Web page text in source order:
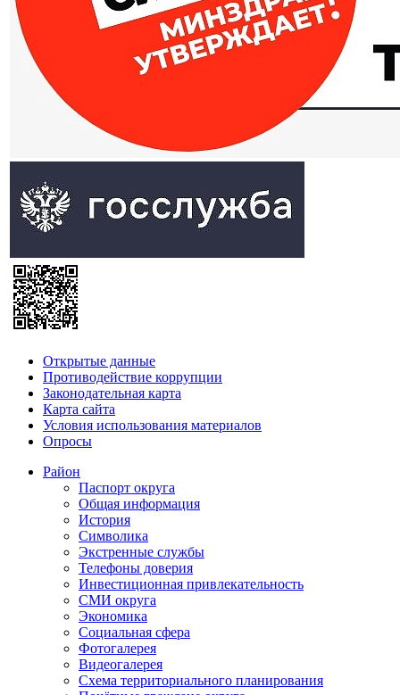
Открытые данные
Противодействие коррупции
Законодательная карта
Карта сайта
Условия использования материалов
Опросы
Район
Паспорт округа
Общая информация
История
Символика
Экстренные службы
Телефоны доверия
Инвестиционная привлекательность
СМИ округа
Экономика
Социальная сфера
Фотогалерея
Видеогалерея
Схема территориального планирования